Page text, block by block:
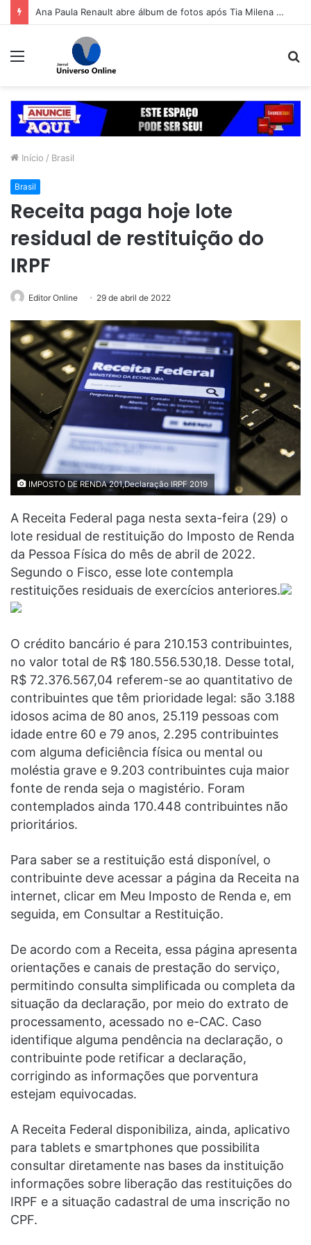
Ana Paula Renault abre álbum de fotos após Tia Milena confirmar fim de amizade: ‘Continuando sendo eu’
Menu
Início / Brasil
Brasil
Receita paga hoje lote
residual de restituição do
IRPF
Editor Online 29 de abril de 2022
IMPOSTO DE RENDA 201,Declaração IRPF 2019
A Receita Federal paga nesta sexta-feira (29) o
lote residual de restituição do Imposto de Renda
da Pessoa Física do mês de abril de 2022.
Segundo o Fisco, esse lote contempla
restituições residuais de exercícios anteriores.
O crédito bancário é para 210.153 contribuintes,
no valor total de R$ 180.556.530,18. Desse total,
R$ 72.376.567,04 referem-se ao quantitativo de
contribuintes que têm prioridade legal: são 3.188
idosos acima de 80 anos, 25.119 pessoas com
idade entre 60 e 79 anos, 2.295 contribuintes
com alguma deficiência física ou mental ou
moléstia grave e 9.203 contribuintes cuja maior
fonte de renda seja o magistério. Foram
contemplados ainda 170.448 contribuintes não
prioritários.
Para saber se a restituição está disponível, o
contribuinte deve acessar a página da Receita na
internet, clicar em Meu Imposto de Renda e, em
seguida, em Consultar a Restituição.
De acordo com a Receita, essa página apresenta
orientações e canais de prestação do serviço,
permitindo consulta simplificada ou completa da
situação da declaração, por meio do extrato de
processamento, acessado no e-CAC. Caso
identifique alguma pendência na declaração, o
contribuinte pode retificar a declaração,
corrigindo as informações que porventura
estejam equivocadas.
A Receita Federal disponibiliza, ainda, aplicativo
para tablets e smartphones que possibilita
consultar diretamente nas bases da instituição
informações sobre liberação das restituições do
IRPF e a situação cadastral de uma inscrição no
CPF.